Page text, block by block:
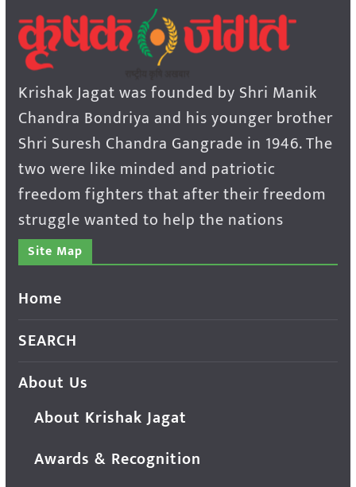
Krishak Jagat was founded by Shri Manik
Chandra Bondriya and his younger brother
Shri Suresh Chandra Gangrade in 1946. The
two were like minded and patriotic
freedom fighters that after their freedom
struggle wanted to help the nations
Site Map
Home
SEARCH
About Us
About Krishak Jagat
Awards & Recognition